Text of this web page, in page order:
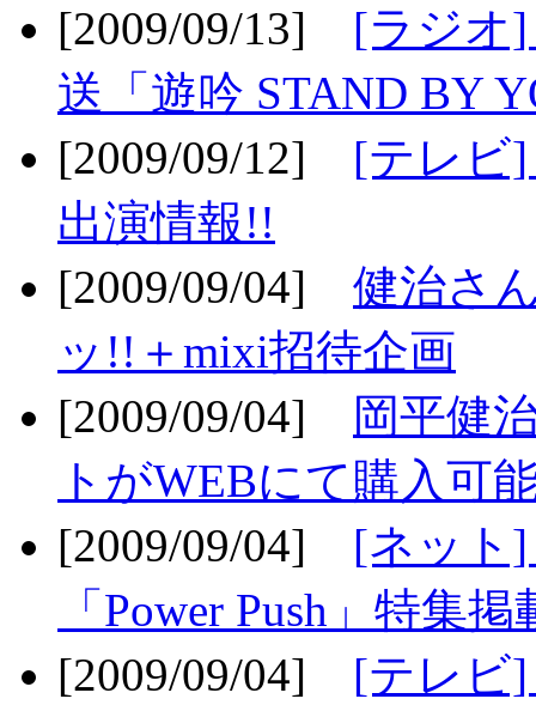
[2009/09/13] [ラジオ]
送「遊吟 STAND BY
[2009/09/12] [テレビ]
出演情報!!
[2009/09/04] 健治さ
ッ!!＋mixi招待企画
[2009/09/04]
岡平健
トがWEBにて購入可
[2009/09/04] [ネット]
「Power Push」特集
[2009/09/04] [テレビ]